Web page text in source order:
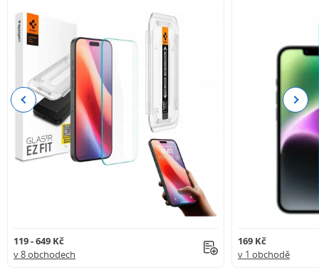
119 - 649 Kč
v 8 obchodech
169 Kč
v 1 obchodě
Previous Next